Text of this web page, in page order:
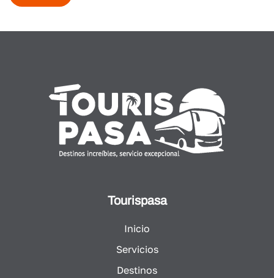
Tourispasa
Inicio
Servicios
Destinos